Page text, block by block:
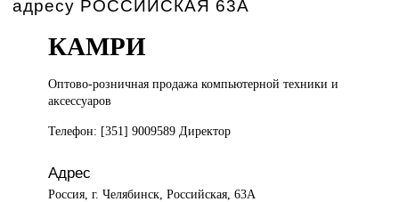
адресу РОССИЙСКАЯ 63А
КАМРИ
Оптово-розничная продажакомпьютерной техники и
аксессуаров
Телефон: [351] 9009589 Директор
Адрес
Россия, г. Челябинск, Российская, 63А